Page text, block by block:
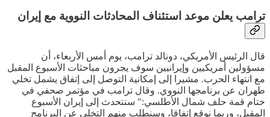
ترامب يعلن موعد استئناف المحادثات النووية مع إيران
قال الرئيس الأمريكي، دونالد ترامب، يوم أمس الأربعاء، أن
مسؤولين أمريكيين وإيرانيين سوف يجرون مباحثات الأسبوع المقبل
مع انتهاء الحرب. مشيرا إلى إمكانية التوصل إلى إتفاق يشمل تخلي
طهران عن برنامجها النووي. وقال ترامب في مؤتمر صحفي في
ختام قمة حلف شمال الأطلسي:" سنتحدث إلى إيران الأسبوع
المقبل، وربما نوقع إتفاقا، وسنطلب منهم التخلي عن البرنامج